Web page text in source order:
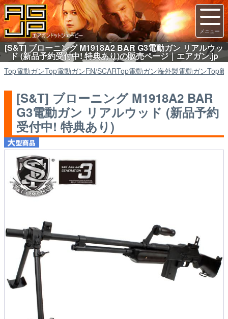
[S&T] ブローニング M1918A2 BAR G3電動ガン リアルウッ
ド (新品予約受付中! 特典あり)の販売ページ｜エアガン.jp
Top電動ガンTop電動ガンFN/SCARTop電動ガン海外製電動ガンTop
[S&T] ブローニング M1918A2 BAR
G3電動ガン リアルウッド (新品予約
受付中! 特典あり)